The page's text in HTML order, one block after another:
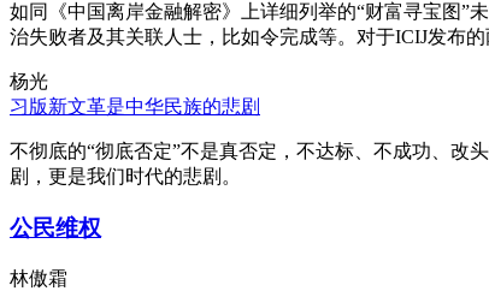
如同《中国离岸金融解密》上详细列举的“财富寻宝图”
治失败者及其关联人士，比如令完成等。对于ICIJ发布
杨光
习版新文革是中华民族的悲剧
不彻底的“彻底否定”不是真否定，不达标、不成功、改
剧，更是我们时代的悲剧。
公民维权
林傲霜